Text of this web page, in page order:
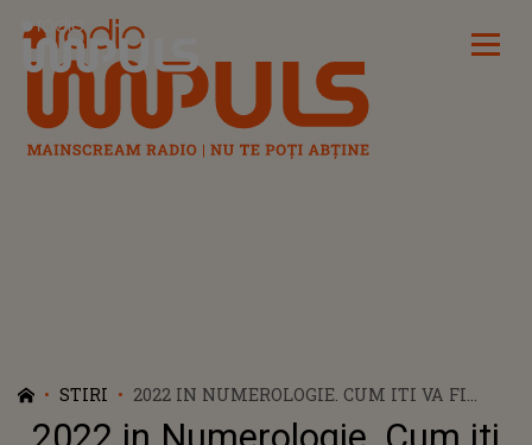
Radio Impuls
STIRI
2022 IN NUMEROLOGIE. CUM ITI VA FI
ANUL IN FUNCTIE DE CIFRA DESTINULUI